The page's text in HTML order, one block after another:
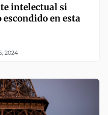
intelectual si
en esta
2024